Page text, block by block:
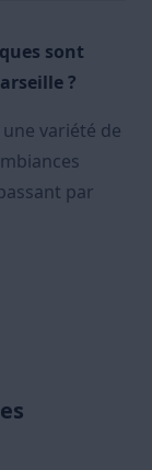
sont
?
variété de
par